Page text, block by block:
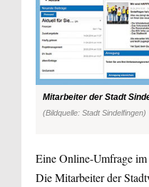
Mitarbeiter der Stadt
(Bildquelle: Stadt Sindelfingen)
Eine Online-Umfrage im
Die Mitarbeiter der